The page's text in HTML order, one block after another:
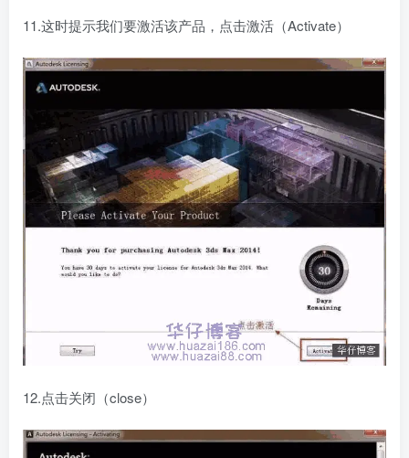
11.这时提示我们要激活该产品，点击激活（Activate）
12.点击关闭（close）